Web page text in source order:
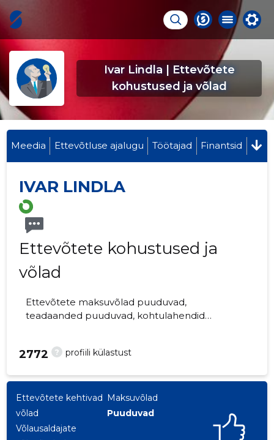
Ivar Lindla | Ettevõtete
kohustused ja võlad
Meedia Ettevõtluse ajalugu Töötajad Finantsid
IVAR LINDLA
Ettevõtete kohustused ja
võlad
Ettevõtete maksuvõlad puuduvad,
teadaanded puuduvad, kohtulahendid
Ettevõtteid jälgib 0 inimest.
? profiili külastust
2772
Ettevõtete kehtivad
võlad
Maksuvõlad
Puuduvad
Võlausaldajate